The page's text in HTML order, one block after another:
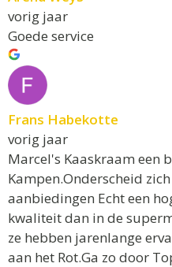
vorig jaar
Goede service
Frans Habekotte
vorig jaar
Marcel's Kaaskraam een
Kampen.Onderscheid
aanbiedingen Echt een
kwaliteit dan in de
ze hebben jarenlange
aan het Rot.Ga zo door